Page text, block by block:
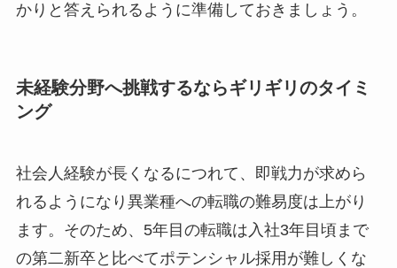
かりと答えられるように準備しておきましょう。
未経験分野へ挑戦するならギリギリのタイミ
ング
社会人経験が長くなるにつれて、即戦力が求めら
れるようになり異業種への転職の難易度は上がり
ます。そのため、5年目の転職は入社3年目頃まで
の第二新卒と比べてポテンシャル採用が難しくな